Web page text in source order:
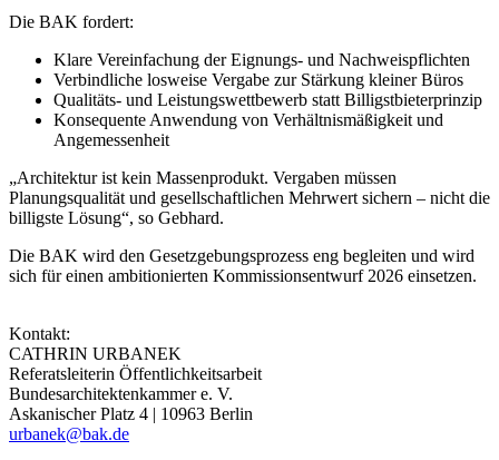
Die BAK fordert:
Klare Vereinfachung der Eignungs- und Nachweispflichten
Verbindliche losweise Vergabe zur Stärkung kleiner Büros
Qualitäts- und Leistungswettbewerb statt Billigstbieterprinzip
Konsequente Anwendung von Verhältnismäßigkeit und
Angemessenheit
„Architektur ist kein Massenprodukt. Vergaben müssen
Planungsqualität und gesellschaftlichen Mehrwert sichern – nicht die
billigste Lösung“, so Gebhard.
Die BAK wird den Gesetzgebungsprozess eng begleiten und wird
sich für einen ambitionierten Kommissionsentwurf 2026 einsetzen.
Kontakt:
CATHRIN URBANEK
Referatsleiterin Öffentlichkeitsarbeit
Bundesarchitektenkammer e. V.
Askanischer Platz 4 | 10963 Berlin
urbanek@bak.de